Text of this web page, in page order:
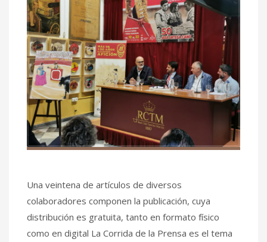
Una veintena de artículos de diversos
colaboradores componen la publicación, cuya
distribución es gratuita, tanto en formato físico
como en digital La Corrida de la Prensa es el tema